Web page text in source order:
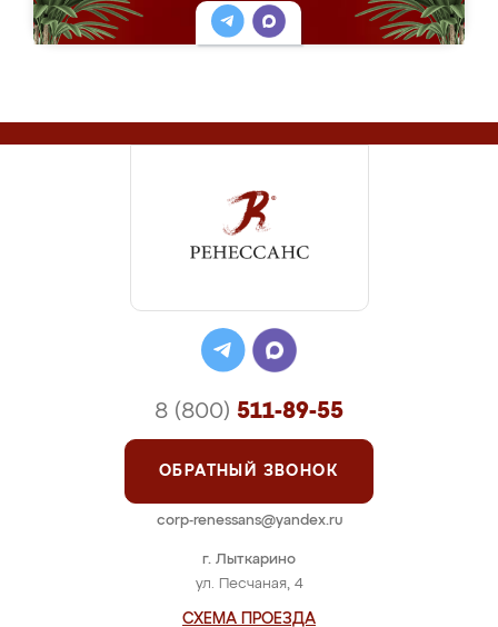
г. Лыткарино
ул. Песчаная, 4
СХЕМА ПРОЕЗДА
8 (800) 511-89-55
ОБРАТНЫЙ ЗВОНОК
corp-renessans@yandex.ru